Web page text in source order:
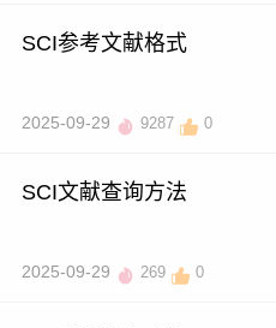
SCI参考文献格式
2025-09-29 9287 0
SCI文献查询方法
2025-09-29 269 0